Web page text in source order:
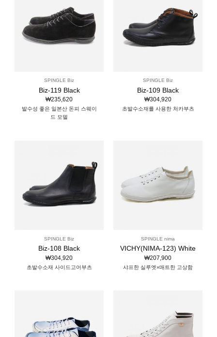
SPINGLE Biz
Biz-119 Black
₩235,620
발수성 좋은 일본산 돈피 스웨이
드 모델
SPINGLE Biz
Biz-109 Black
₩304,920
초발수소재를 사용한 처카부츠
SPINGLE Biz
Biz-108 Black
₩304,920
초발수소재 사이드고어부츠
SPINGLE nima
VICHY(NIMA-123) White
₩207,900
샤프한 실루엣×매트한 고상함